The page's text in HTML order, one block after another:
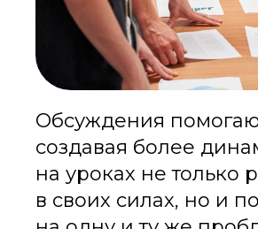
Обсуждения
создавая более
на уроках не только
в своих силах, но и